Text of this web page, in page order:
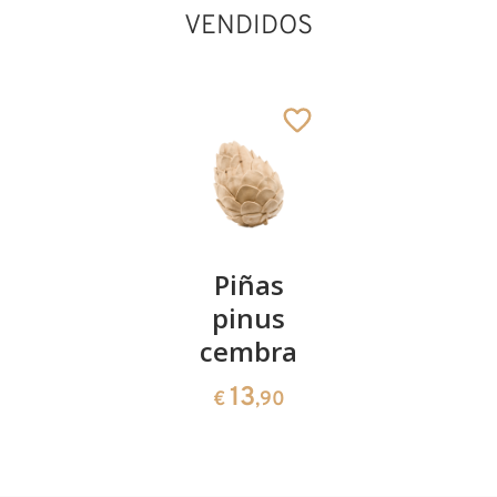
Papá Noel con
libro y árbol
VENDIDOS
Piñas
pinus
cembra
€ 13,90